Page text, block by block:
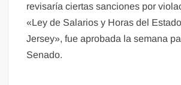
revisaría ciertas sanciones por
«Ley de Salarios y Horas del
Jersey», fue aprobada la semana
Senado.